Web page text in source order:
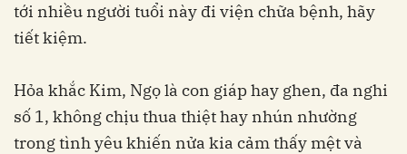
tới nhiều người tuổi này đi viện chữa bệnh, hãy
tiết kiệm.
Hỏa khắc Kim, Ngọ là con giáp hay ghen, đa nghi
số 1, không chịu thua thiệt hay nhún nhường
trong tình yêu khiến nửa kia cảm thấy mệt và